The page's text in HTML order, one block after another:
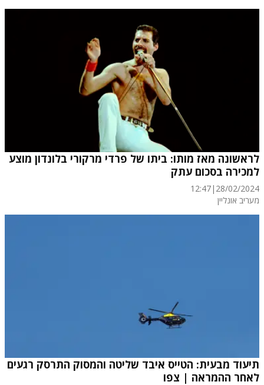
לראשונה מאז מותו: ביתו של פרדי מרקורי בלונדון מוצע
למכירה בסכום עתק
28/02/2024
|
12:47
מעריב אונליין
תיעוד מבעית: הטייס איבד שליטה והמסוק התרסק רגעים
לאחר ההמראה | צפו